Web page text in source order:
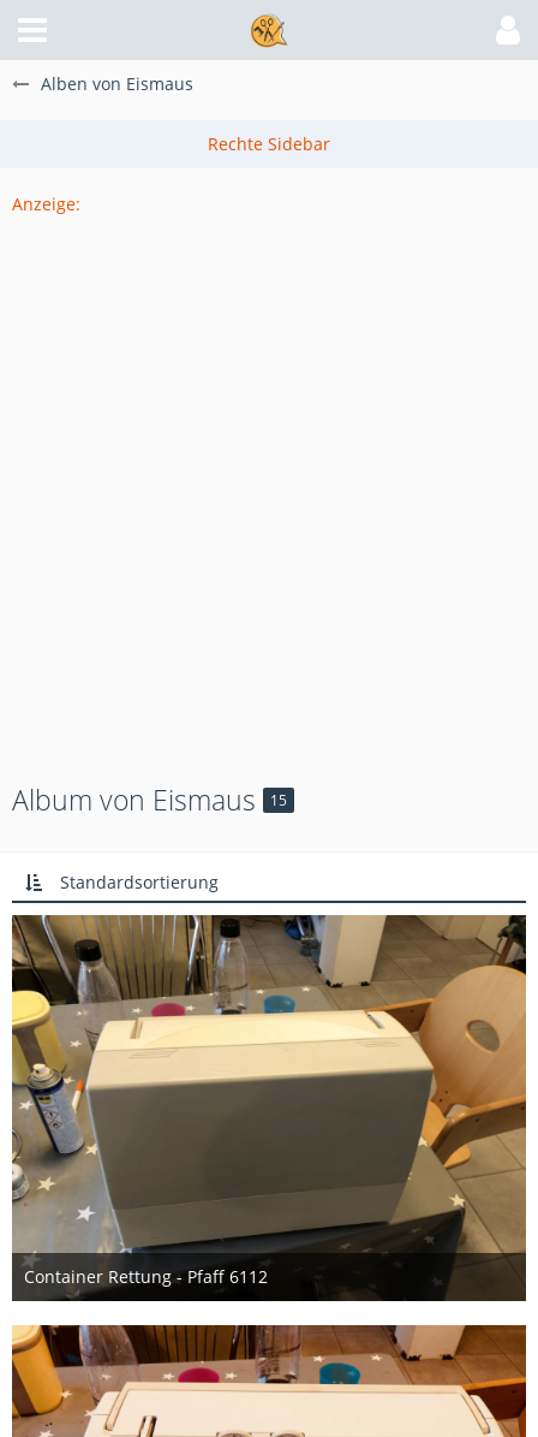
Alben von Eismaus
Anzeige:
Album von Eismaus 15
Standardsortierung
Container Rettung - Pfaff 6112
3. Oktober 2019